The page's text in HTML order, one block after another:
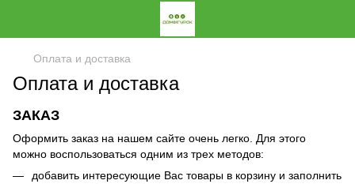
Оплата и доставка
Оплата и доставка
ЗАКАЗ
Оформить заказ на нашем сайте очень легко. Для этого
можно воспользоваться одним из трех методов:
добавить интересующие Вас товары в корзину и заполнить